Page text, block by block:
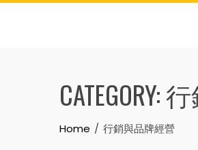
Skip
CATEGORY:
Home 行銷與品牌經營